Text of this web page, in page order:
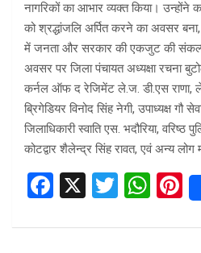
नागरिकों का आभार व्यक्त किया।
को श्रद्धांजलि अर्पित करने का अवसर बना,
में जनता और सरकार की एकजुट की
अवसर पर जिला पंचायत अध्यक्षा रचना
कर्नल ऑफ द रेजिमेंट ले.ज. डी.एस राणा,
ब्रिगेडियर विनोद सिंह नेगी, उपाध्यक्ष गौ
जिलाधिकारी स्वाति एस. भदौरिया,
कोटद्वार शैलेन्द्र सिंह रावत, एवं अन्य लोग
F
ce
X
T
tt
W
at